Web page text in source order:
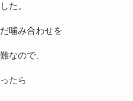
た。
噛み合わせを
なので、
たら